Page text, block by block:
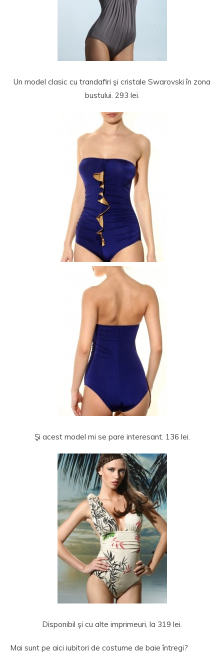
Un model clasic cu trandafiri şi cristale Swarovski în zona
bustului. 293 lei.
Şi acest model mi se pare interesant. 136 lei.
Disponibil şi cu alte imprimeuri, la 319 lei.
Mai sunt pe aici iubitori de costume de baie întregi?